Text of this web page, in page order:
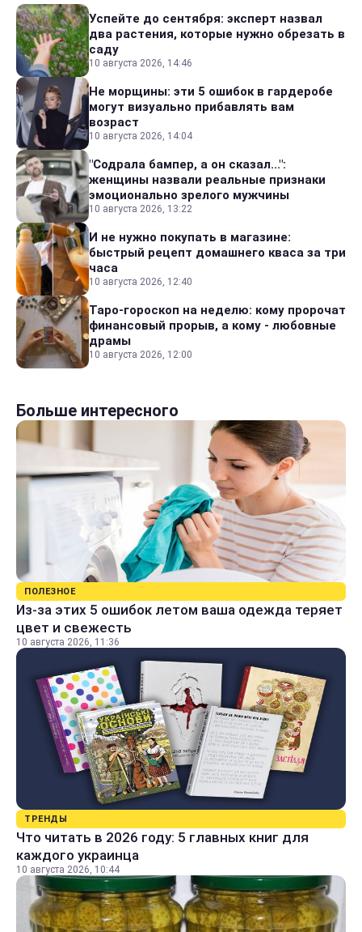
Успейте до сентября: эксперт назвал
два растения, которые нужно обрезать в
саду
10 августа 2026, 14:46
Не морщины: эти 5 ошибок в гардеробе
могут визуально прибавлять вам
возраст
10 августа 2026, 14:04
"Содрала бампер, а он сказал...":
женщины назвали реальные признаки
эмоционально зрелого мужчины
10 августа 2026, 13:22
И не нужно покупать в магазине:
быстрый рецепт домашнего кваса за три
часа
10 августа 2026, 12:40
Таро-гороскоп на неделю: кому пророчат
финансовый прорыв, а кому - любовные
драмы
10 августа 2026, 12:00
Больше интересного
ПОЛЕЗНОЕ
Из-за этих 5 ошибок летом ваша одежда теряет
цвет и свежесть
10 августа 2026, 11:36
ТРЕНДЫ
Что читать в 2026 году: 5 главных книг для
каждого украинца
10 августа 2026, 10:44